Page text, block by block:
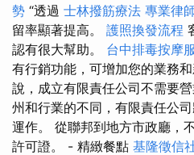
勢 “透過 士林撥筋療法 專業律
留率顯著提高。 護照換發流程
認有很大幫助。 台中排毒按摩
有行銷功能，可增加您的業務
說，成立有限責任公司不需要
州和行業的不同，有限責任公
運作。 從聯邦到地方市政廳，
許可證。 - 精緻餐點 基隆徵信